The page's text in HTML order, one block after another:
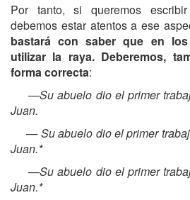
Por tanto, si queremos
debemos estar atentos a ese
bastará con saber que en
utilizar la raya. Deberemos,
forma correcta:
—Su abuelo dio el primer
Juan.
— Su abuelo dio el primer
Juan.*
—Su abuelo dio el primer
Juan.*